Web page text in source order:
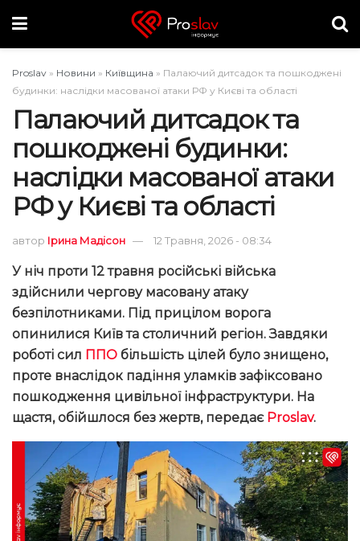
Proslav » Новини » Київщина » Палаючий дитсадок та пошкоджені
будинки: наслідки масованої атаки РФ у Києві та області
Палаючий дитсадок та
пошкоджені будинки:
наслідки масованої атаки
РФ у Києві та області
автор Ірина Мадісон 12 Травня, 2026 - 08:34
У ніч проти 12 травня російські війська
здійснили чергову масовану атаку
безпілотниками. Під прицілом ворога
опинилися Київ та столичний регіон. Завдяки
роботі сил ППО більшість цілей було знищено,
проте внаслідок падіння уламків зафіксовано
пошкодження цивільної інфраструктури. На
щастя, обійшлося без жертв, передає Proslav.